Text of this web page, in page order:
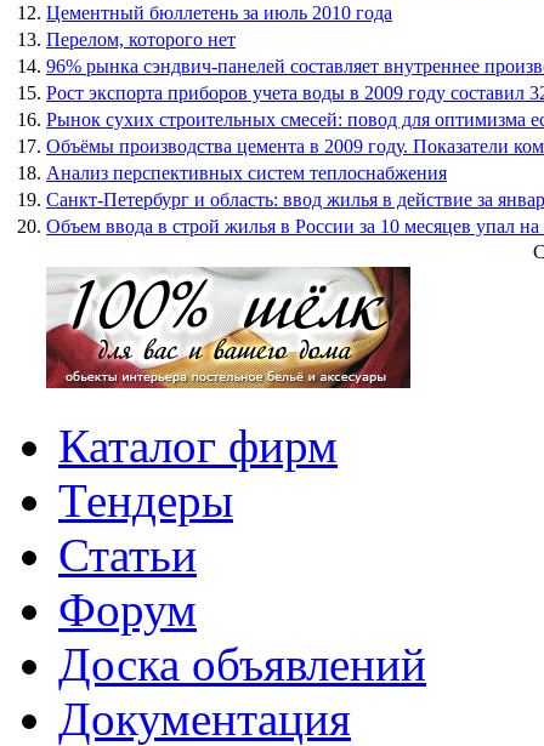
12. Цементный бюллетень за июль 2010 года
13. Перелом, которого нет
14. 96% рынка сэндвич-панелей составляет внутреннее
15. Рост экспорта приборов учета воды в 2009 году составил
16. Рынок сухих строительных смесей: повод для оптимизма
17. Объёмы производства цемента в 2009 году. Показатели
18. Анализ перспективных систем теплоснабжения
19. Санкт-Петербург и область: ввод жилья в действие за
20. Объем ввода в строй жилья в России за 10 месяцев упал
Каталог фирм
Тендеры
Статьи
Форум
Доска объявлений
Документация